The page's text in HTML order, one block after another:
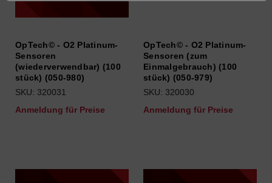
OpTech© - O2 Platinum-
Sensoren
(wiederverwendbar) (100
stück) (050-980)
SKU: 320031
Anmeldung für Preise
OpTech© - O2 Platinum-
Sensoren (zum
Einmalgebrauch) (100
stück) (050-979)
SKU: 320030
Anmeldung für Preise